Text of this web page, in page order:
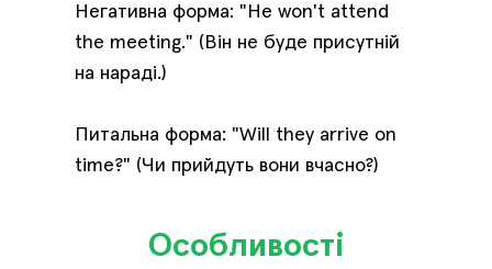
Негативна форма: "He won't attend
the meeting." (Він не буде присутній
на нараді.)
Питальна форма: "Will they arrive on
time?" (Чи прийдуть вони вчасно?)
Особливості